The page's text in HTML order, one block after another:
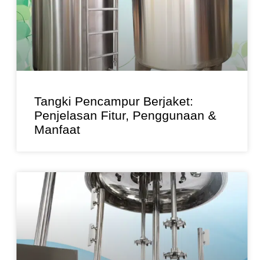
Tangki Pencampur Berjaket:
Penjelasan Fitur, Penggunaan &
Manfaat